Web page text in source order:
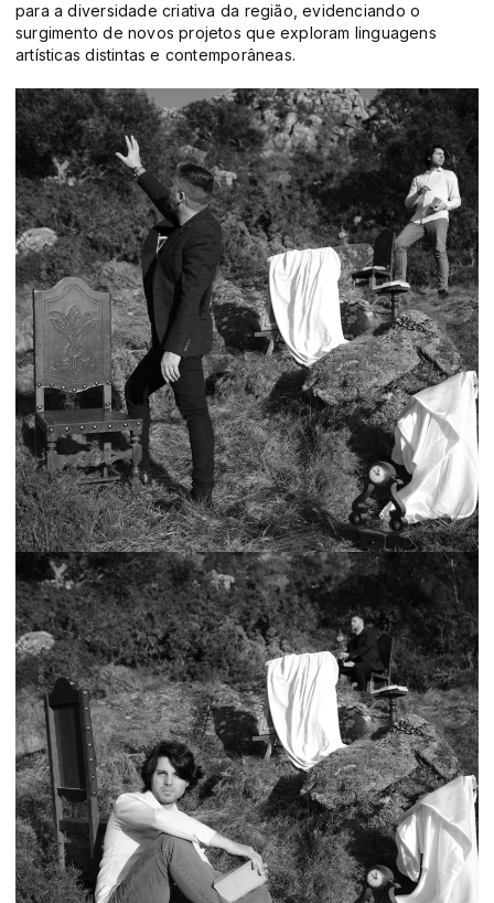
para a diversidade criativa da região, evidenciando o
surgimento de novos projetos que exploram linguagens
artísticas distintas e contemporâneas.